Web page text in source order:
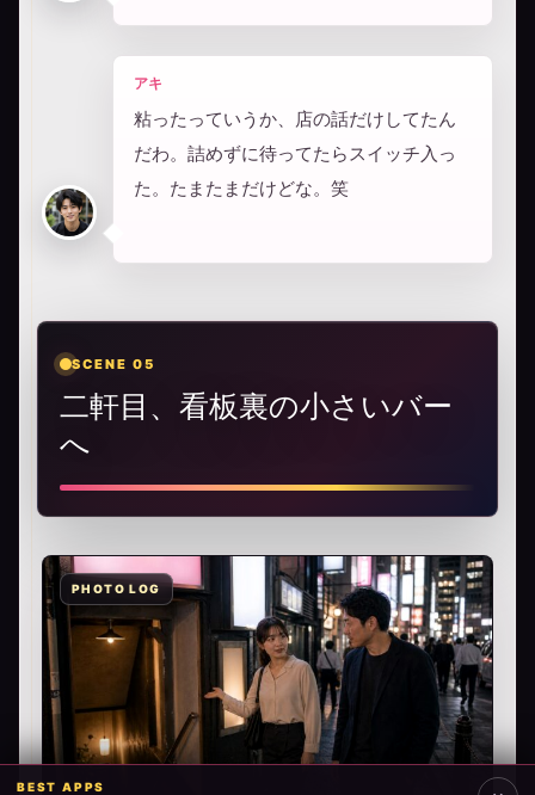
アキ
粘ったっていうか、店の話だけしてたん
だわ。詰めずに待ってたらスイッチ入っ
た。たまたまだけどな。笑
SCENE 05
二軒目、看板裏の小さいバー
へ